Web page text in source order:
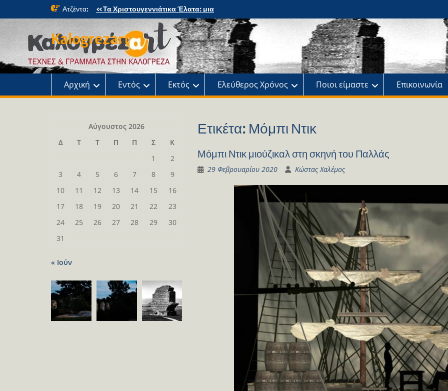
Ατζέντα:
«Τα Χριστουγεννιάτικα Έλατα: μια
μαγική περιπέτεια» στο κτήμα Φιξ
Η Χριστουγεννιάτικη συναυλία του
Ωδείου
Παρουσίαση του βιβλίου: Τα παιδιά της
αλάνας
Παρουσίαση του βιβλίου «Τοντόρ, από
τη Σαφράμπολη στην Καλογρέζα»
Kalogrezart
Αρχική Εντός Εκτός Ελεύθερος Χρόνος Ποιοι είμαστε Επικοινωνία
Ετικέτα: Μόμπι Ντικ
Μόμπι Ντικ μιούζικαλ στη σκηνή του Παλλάς
29 Φεβρουαρίου 2020 Κώστας Χαλέμος
Αύγουστος 2026
Δ
Τ Τ Π Π Σ
Κ
1
2
3
4 5 6 7 8
9
10
11 12 13 14 15
16
17
18 19 20 21 22
23
24
25 26 27 28 29
30
31
« Ιούν